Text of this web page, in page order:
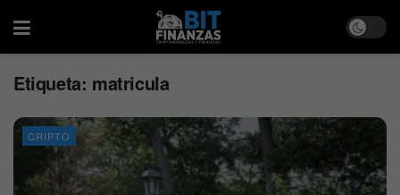
Etiqueta: matricula
CRIPTO